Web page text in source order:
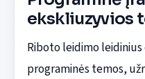
ekskliuzyvios
Riboto leidimo leidinius
programinės temos,